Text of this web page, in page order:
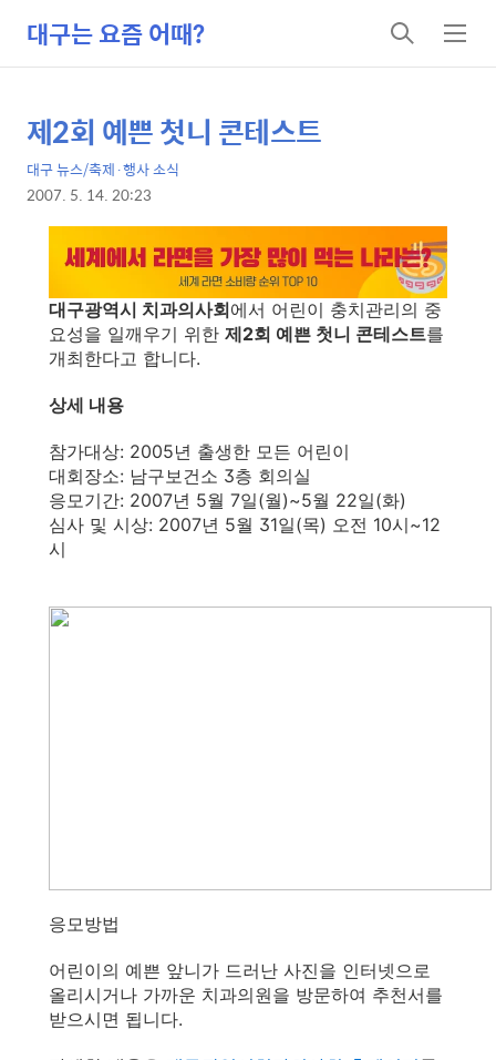
대구는 요즘 어때?
검
색
메
뉴
상
세
컨
본
문
제
목
제2회 예쁜 첫니 콘테스트
대구 뉴스/축제·행사 소식
2007. 5. 14. 20:23
대구광역시 치과의사회에서 어린이 충치관리의 중
요성을 일깨우기 위한 제2회 예쁜 첫니 콘테스트를
개최한다고 합니다.
상세 내용
참가대상: 2005년 출생한 모든 어린이
대회장소: 남구보건소 3층 회의실
응모기간: 2007년 5월 7일(월)~5월 22일(화)
심사 및 시상: 2007년 5월 31일(목) 오전 10시~12
시
응모방법
어린이의 예쁜 앞니가 드러난 사진을 인터넷으로
올리시거나 가까운 치과의원을 방문하여 추천서를
받으시면 됩니다.